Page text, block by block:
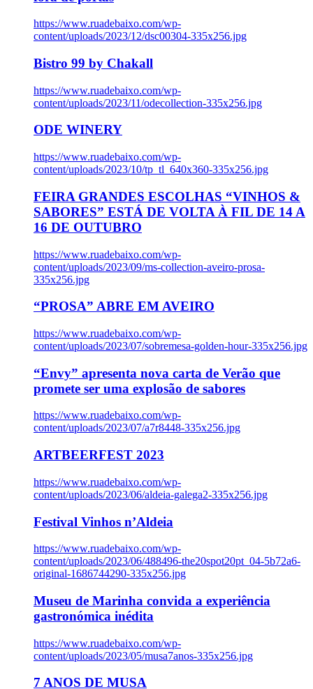
https://www.ruadebaixo.com/wp-
content/uploads/2023/12/dsc00304-335x256.jpg
Bistro 99 by Chakall
https://www.ruadebaixo.com/wp-
content/uploads/2023/11/odecollection-335x256.jpg
ODE WINERY
https://www.ruadebaixo.com/wp-
content/uploads/2023/10/tp_tl_640x360-335x256.jpg
FEIRA GRANDES ESCOLHAS “VINHOS &
SABORES” ESTÁ DE VOLTA À FIL DE 14 A
16 DE OUTUBRO
https://www.ruadebaixo.com/wp-
content/uploads/2023/09/ms-collection-aveiro-prosa-
335x256.jpg
“PROSA” ABRE EM AVEIRO
https://www.ruadebaixo.com/wp-
content/uploads/2023/07/sobremesa-golden-hour-335x256.jpg
“Envy” apresenta nova carta de Verão que
promete ser uma explosão de sabores
https://www.ruadebaixo.com/wp-
content/uploads/2023/07/a7r8448-335x256.jpg
ARTBEERFEST 2023
https://www.ruadebaixo.com/wp-
content/uploads/2023/06/aldeia-galega2-335x256.jpg
Festival Vinhos n’Aldeia
https://www.ruadebaixo.com/wp-
content/uploads/2023/06/488496-the20spot20pt_04-5b72a6-
original-1686744290-335x256.jpg
Museu de Marinha convida a experiência
gastronómica inédita
https://www.ruadebaixo.com/wp-
content/uploads/2023/05/musa7anos-335x256.jpg
7 ANOS DE MUSA